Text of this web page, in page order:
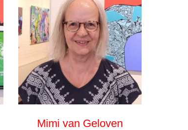
Mimi van Geloven